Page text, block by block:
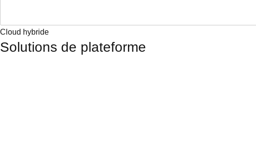
Cloud hybride
Solutions de plateforme